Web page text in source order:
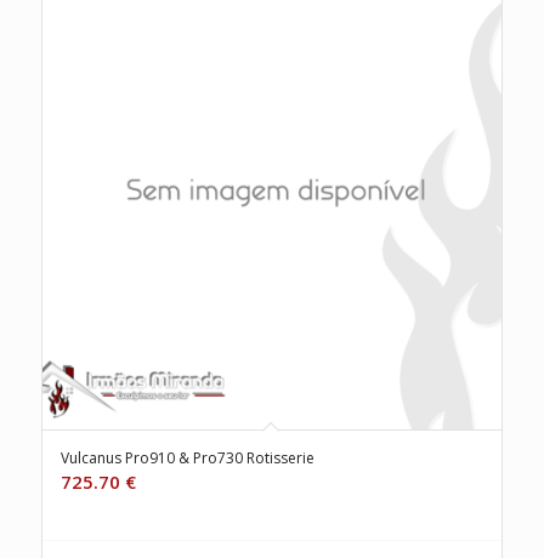
Vulcanus Pro910 & Pro730 Rotisserie
725.70 €